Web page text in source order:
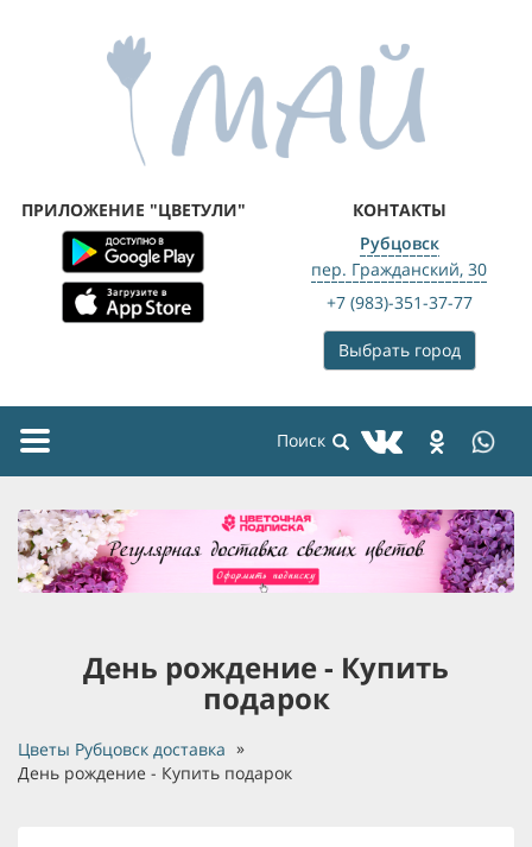
ПРИЛОЖЕНИЕ "ЦВЕТУЛИ"
КОНТАКТЫ
Рубцовск
пер. Гражданский, 30
+7 (983)-351-37-77
Выбрать город
Toggle
День рождение - Купить
подарок
Цветы Рубцовск доставка
День рождение - Купить подарок